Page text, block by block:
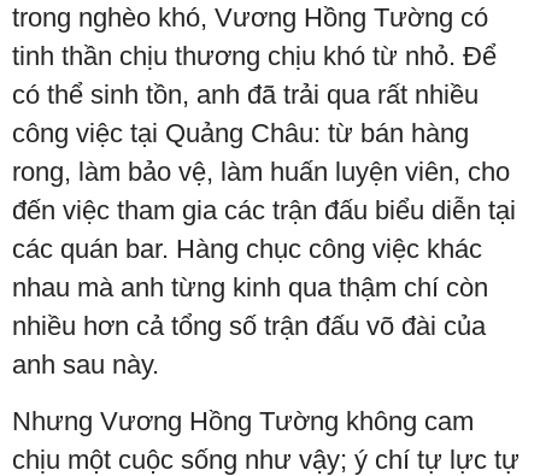
trong nghèo khó, Vương Hồng Tường có
tinh thần chịu thương chịu khó từ nhỏ. Để
có thể sinh tồn, anh đã trải qua rất nhiều
công việc tại Quảng Châu: từ bán hàng
rong, làm bảo vệ, làm huấn luyện viên, cho
đến việc tham gia các trận đấu biểu diễn tại
các quán bar. Hàng chục công việc khác
nhau mà anh từng kinh qua thậm chí còn
nhiều hơn cả tổng số trận đấu võ đài của
anh sau này.
Nhưng Vương Hồng Tường không cam
chịu một cuộc sống như vậy; ý chí tự lực tự